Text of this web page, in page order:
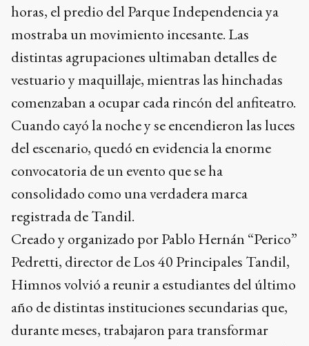
horas, el predio del Parque Independencia ya
mostraba un movimiento incesante. Las
distintas agrupaciones ultimaban detalles de
vestuario y maquillaje, mientras las hinchadas
comenzaban a ocupar cada rincón del anfiteatro.
Cuando cayó la noche y se encendieron las luces
del escenario, quedó en evidencia la enorme
convocatoria de un evento que se ha
consolidado como una verdadera marca
registrada de Tandil.
Creado y organizado por Pablo Hernán “Perico”
Pedretti, director de Los 40 Principales Tandil,
Himnos volvió a reunir a estudiantes del último
año de distintas instituciones secundarias que,
durante meses, trabajaron para transformar